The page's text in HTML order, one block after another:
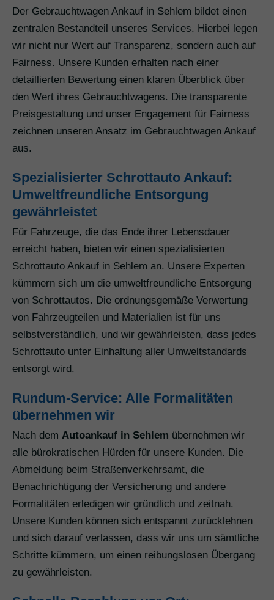
Der Gebrauchtwagen Ankauf in Sehlem bildet einen
zentralen Bestandteil unseres Services. Hierbei legen
wir nicht nur Wert auf Transparenz, sondern auch auf
Fairness. Unsere Kunden erhalten nach einer
detaillierten Bewertung einen klaren Überblick über
den Wert ihres Gebrauchtwagens. Die transparente
Preisgestaltung und unser Engagement für Fairness
zeichnen unseren Ansatz im Gebrauchtwagen Ankauf
aus.
Spezialisierter Schrottauto Ankauf:
Umweltfreundliche Entsorgung
gewährleistet
Für Fahrzeuge, die das Ende ihrer Lebensdauer
erreicht haben, bieten wir einen spezialisierten
Schrottauto Ankauf in Sehlem an. Unsere Experten
kümmern sich um die umweltfreundliche Entsorgung
von Schrottautos. Die ordnungsgemäße Verwertung
von Fahrzeugteilen und Materialien ist für uns
selbstverständlich, und wir gewährleisten, dass jedes
Schrottauto unter Einhaltung aller Umweltstandards
entsorgt wird.
Rundum-Service: Alle Formalitäten
übernehmen wir
Nach dem Autoankauf in Sehlem übernehmen wir
alle bürokratischen Hürden für unsere Kunden. Die
Abmeldung beim Straßenverkehrsamt, die
Benachrichtigung der Versicherung und andere
Formalitäten erledigen wir gründlich und zeitnah.
Unsere Kunden können sich entspannt zurücklehnen
und sich darauf verlassen, dass wir uns um sämtliche
Schritte kümmern, um einen reibungslosen Übergang
zu gewährleisten.